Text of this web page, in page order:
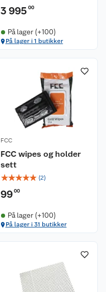
3 995 00
På lager (+100)
På lager i 1 butikker
FCC
FCC wipes og holder
sett
☆☆☆☆☆ (2)
9900
På lager (+100)
På lager i 31 butikker